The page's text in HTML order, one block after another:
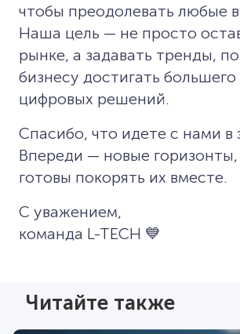
чтобы преодолевать любые
Наша цель — не просто
рынке, а задавать тренды,
бизнесу достигать
цифровых решений.
Спасибо, что идете с нами в
Впереди — новые
готовы покорять их вместе.
С уважением,
команда L-TECH 💙
Читайте также